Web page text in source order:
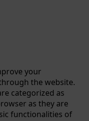
your
the website.
categorized as
as they are
functionalities of